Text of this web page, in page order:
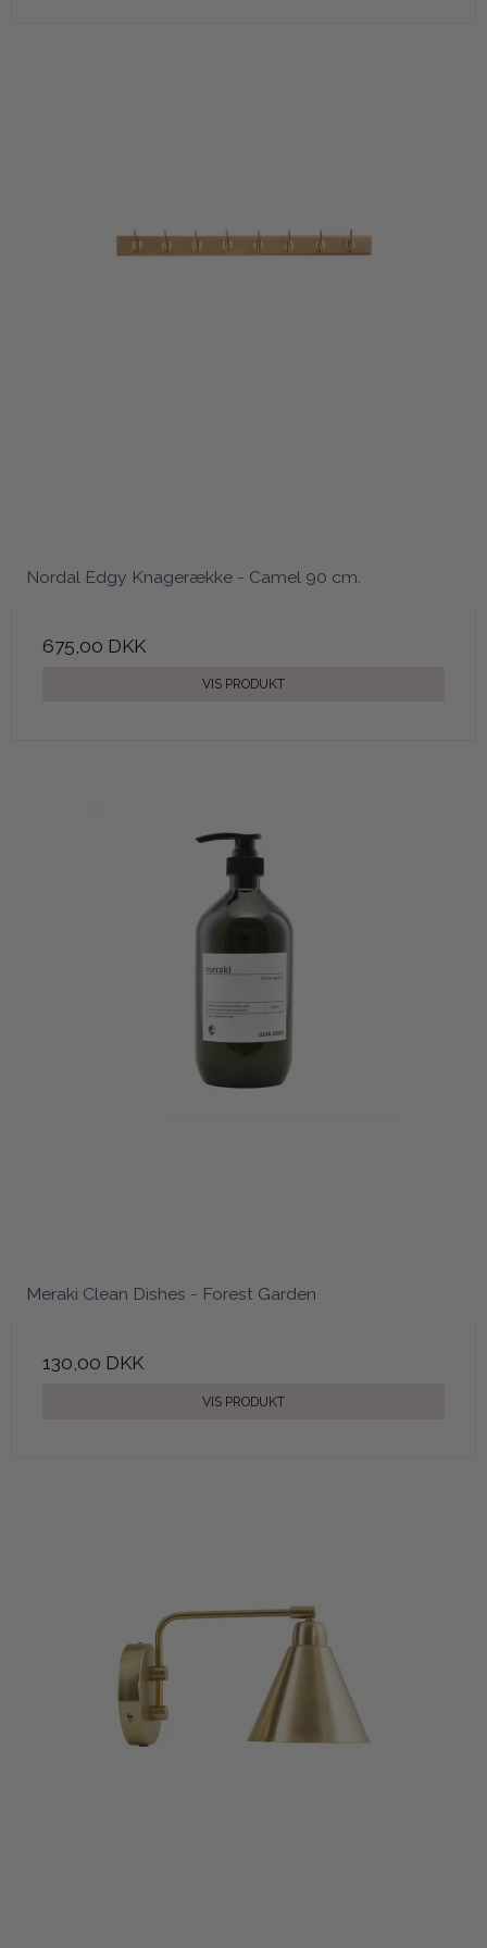
Nordal Edgy Knagerække - Camel 90 cm.
675,00 DKK
VIS PRODUKT
Meraki Clean Dishes - Forest Garden
130,00 DKK
VIS PRODUKT